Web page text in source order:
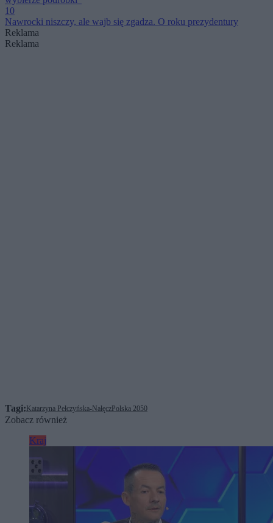
10
Nawrocki niszczy, ale wajb się zgadza. O roku prezydentury
Reklama
Reklama
Tagi: Katarzyna Pełczyńska-Nałęcz Polska 2050
Zobacz również
Kraj